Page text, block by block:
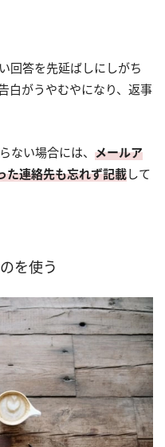
回答を先延ばしにしがち
白がうやむやになり、返事
ない場合には、 メールア
た連絡先も忘れず記載して
を使う